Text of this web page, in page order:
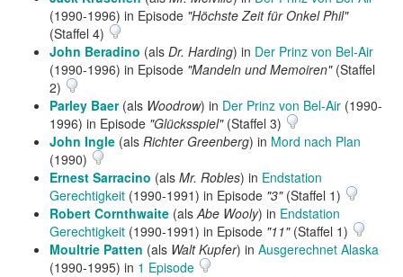
(1990-1996) in Episode "Höchste Zeit für Onkel Phil"
(Staffel 4)
John Beradino (als Dr. Harding) in Der Prinz von Bel-Air
(1990-1996) in Episode "Mandeln und Memoiren"(Staffel
2)
Parley Baer(als Woodrow) in Der Prinz von Bel-Air (1990-
1996) in Episode "Glücksspiel"(Staffel 3)
John Ingle (als Richter Greenberg) in Mord nach Plan
(1990)
Ernest Sarracino (als Mr. Robles) in Endstation
Gerechtigkeit (1990-1991) in Episode "3"(Staffel 1)
Robert Cornthwaite (alsAbe Wooly) in Endstation
Gerechtigkeit (1990-1991) in Episode "11"(Staffel 1)
Moultrie Patten (als Walt Kupfer) in Ausgerechnet Alaska
(1990-1995) in 1 Episode